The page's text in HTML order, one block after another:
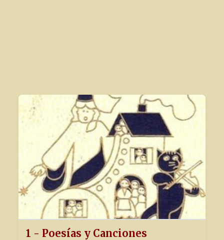
1 - Poesías y Canciones